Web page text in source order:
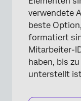
verwendete
beste
formatiert
Mitarbeiter-
haben, bis
unterstellt